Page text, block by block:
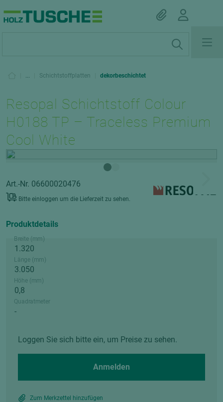
... Schichtstoffplatten dekorbeschichtet
Resopal Schichtstoff Colour
H0188 TP – Traceless Premium
Cool White
Art.-Nr. 06600020476
Bitte einloggen um die Lieferzeit zu sehen.
Produktdetails
Breite (mm)
Länge (mm)
Höhe (mm)
Quadratmeter
Loggen Sie sich bitte ein, um Preise zu sehen.
Anmelden
Zum Merkzettel hinzufügen